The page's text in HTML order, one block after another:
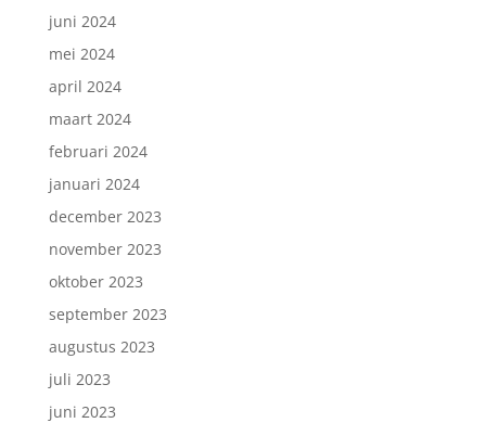
juni 2024
mei 2024
april 2024
maart 2024
februari 2024
januari 2024
december 2023
november 2023
oktober 2023
september 2023
augustus 2023
juli 2023
juni 2023